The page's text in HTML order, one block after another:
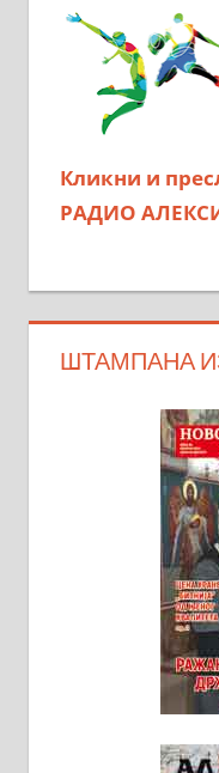
Кликни и
РАДИО
ШТАМПАНА